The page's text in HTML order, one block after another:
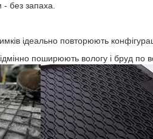
без запаха.
ідеально повторюють
поширюють вологу і бруд по